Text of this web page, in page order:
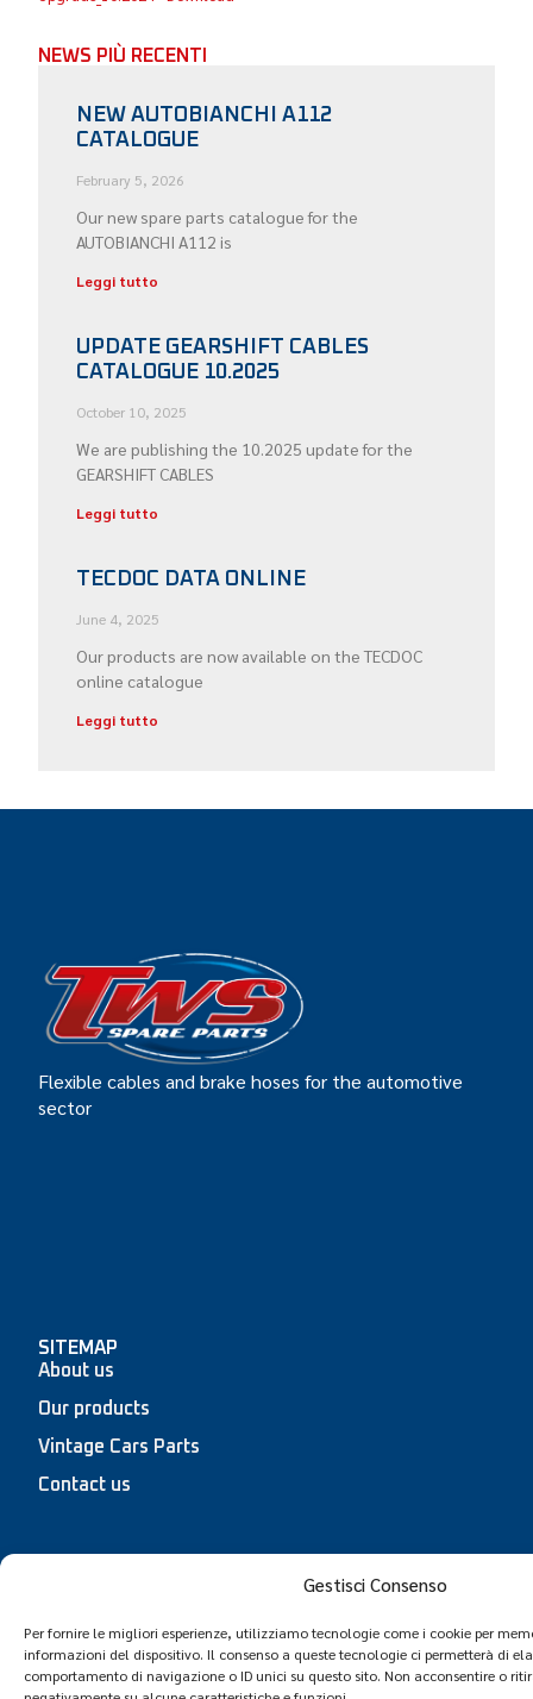
Gestisci Consenso
Per fornire le migliori esperienze, utilizziamo tecnologie come i cookie per
informazioni del dispositivo. Il consenso a queste tecnologie ci permetterà di
comportamento di navigazione o ID unici su questo sito. Non acconsentire o
NEWS PIÙ RECENTI
NEW AUTOBIANCHI A112
CATALOGUE
February 5, 2026
Our new spare parts catalogue for the
AUTOBIANCHI A112 is
Leggi tutto
UPDATE GEARSHIFT CABLES
CATALOGUE 10.2025
October 10, 2025
We are publishing the 10.2025 update for the
GEARSHIFT CABLES
Leggi tutto
TECDOC DATA ONLINE
June 4, 2025
Our products are now available on the TECDOC
online catalogue
Leggi tutto
Flexible cables and brake hoses for the automotive
sector
SITEMAP
About us
Our products
Vintage Cars Parts
Contact us
Privacy Policy|Cookie policy| Powered byProger